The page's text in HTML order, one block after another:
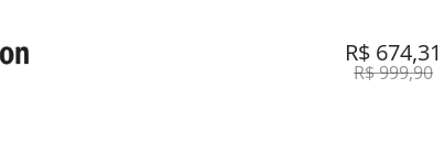
R$ 674,31
R$ 999,90